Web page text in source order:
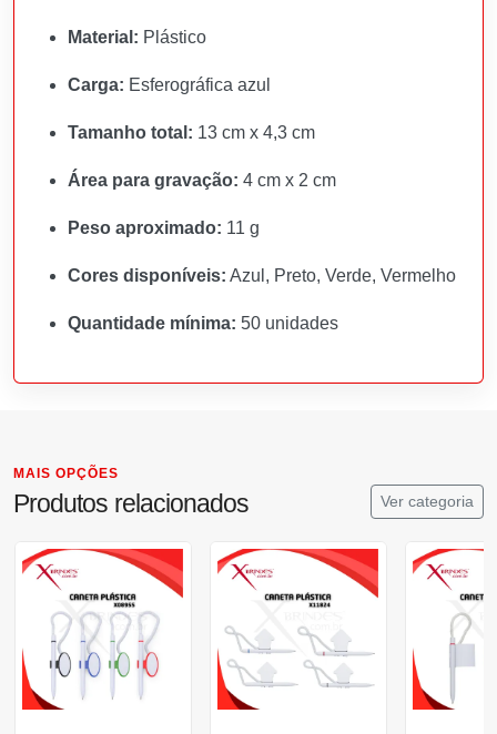
Material: Plástico
Carga: Esferográfica azul
Tamanho total: 13 cm x 4,3 cm
Área para gravação: 4 cm x 2 cm
Peso aproximado: 11 g
Cores disponíveis: Azul, Preto, Verde, Vermelho
Quantidade mínima: 50 unidades
MAIS OPÇÕES
Produtos relacionados Ver categoria